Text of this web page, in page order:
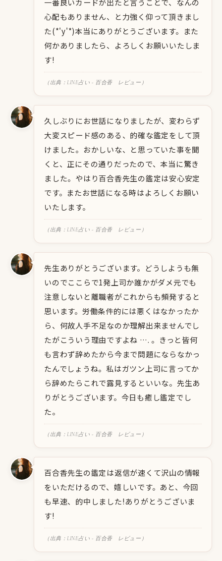
心配もありません、と力強く仰って頂きまし
た(*'y'*)本当にありがとうございます。また
何かありましたら、よろしくお願いいたしま
す!
（出典：LINE占い - 百合香 レビュー）
久しぶりにお世話になりましたが、変わらず
大変スピード感のある、的確な鑑定をして頂
けました。おかしいな、と思っていた事を聞
くと、正にその通りだったので、本当に驚き
ました。やはり百合香先生の鑑定は安心安定
です。またお世話になる時はよろしくお願い
いたします。
（出典：LINE占い - 百合香 レビュー）
先生ありがとうございます。どうしようも無
いのでここらで1発上司か誰かがダメ元でも
注意しないと離職者がこれからも頻発すると
思います。労働条件的には悪くはなかったか
ら、何故人手不足なのか理解出来ませんでし
たがこういう理由ですよね …. 。きっと皆何
も言わず辞めたから今まで問題にならなかっ
たんでしょうね。私はガツン上司に言ってか
ら辞めたらこれで露見するといいな。先生あ
りがとうございます。今日も癒し鑑定でし
た。
（出典：LINE占い - 百合香 レビュー）
百合香先生の鑑定は返信が速くて沢山の情報
をいただけるので、嬉しいです。あと、今回
も早速、的中しました!ありがとうございま
す!
（出典：LINE占い - 百合香 レビュー）